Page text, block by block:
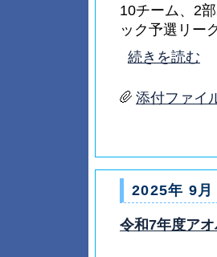
10チーム、2
ック予選リー
続きを読む
添付ファイ
2025年 9
令和7年度ア